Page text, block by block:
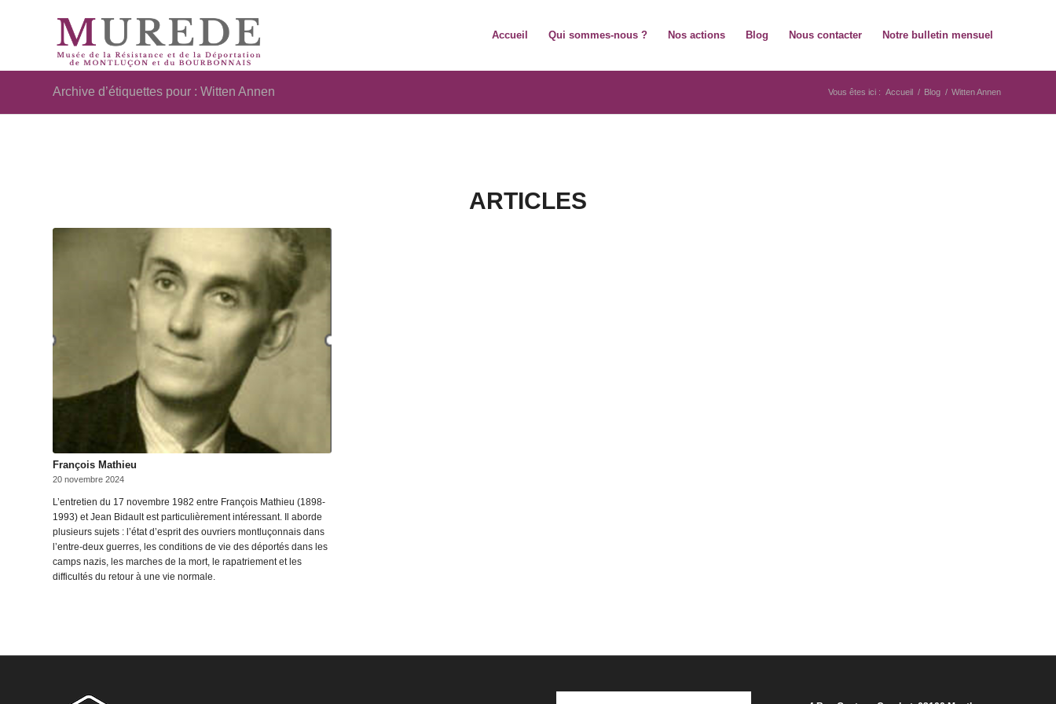
Accueil Qui sommes-nous ? Nos actions Blog Nous contacter Notre bulletin mensuel
Archive d’étiquettes pour : Witten Annen Vous êtes ici : Accueil / Blog / Witten Annen
ARTICLES
François Mathieu
20 novembre 2024
L’entretien du 17 novembre 1982 entre François Mathieu (1898-
1993) et Jean Bidault est particulièrement intéressant. Il aborde
plusieurs sujets : l’état d’esprit des ouvriers montluçonnais dans
l’entre-deux guerres, les conditions de vie des déportés dans les
camps nazis, les marches de la mort, le rapatriement et les
difficultés du retour à une vie normale.